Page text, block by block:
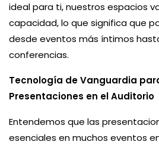
ideal para ti, nuestros espacios
capacidad, lo que significa que
desde eventos más íntimos
conferencias.
Tecnología de Vanguardia
Presentaciones en el Auditorio
Entendemos que las
esenciales en muchos eventos